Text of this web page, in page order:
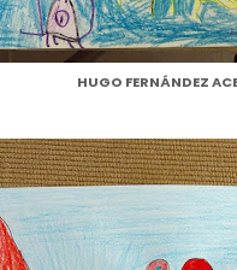
HUGO FERNÁNDEZ